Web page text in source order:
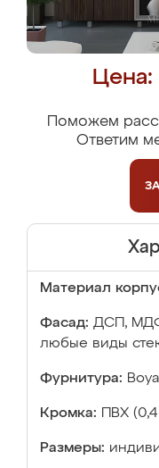
Поможем
Ответим
Материал
Фасад: ДСП, МДФ
любые виды
Фурнитура:
Кромка: ПВХ
Размеры: